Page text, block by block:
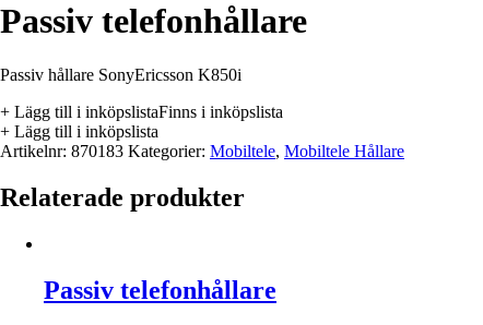
Passiv telefonhållare
Passiv hållare SonyEricsson K850i
+ Lägg till i inköpslistaFinns i inköpslista
+ Lägg till i inköpslista
Artikelnr: 870183 Kategorier: Mobiltele, Mobiltele Hållare
Relaterade produkter
Passiv telefonhållare